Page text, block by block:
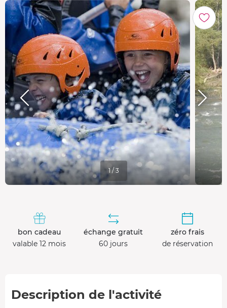
1 / 3
bon cadeau
valable 12 mois
échange gratuit
60 jours
zéro frais
de réservation
Description de l'activité